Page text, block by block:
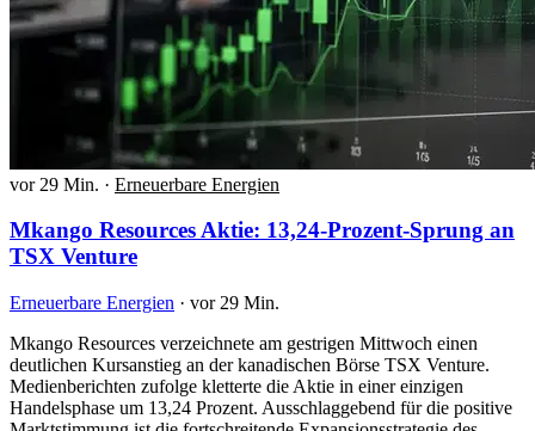
vor 29 Min. · Erneuerbare Energien
Mkango Resources Aktie: 13,24-Prozent-Sprung an
TSX Venture
Erneuerbare Energien · vor 29 Min.
Mkango Resources verzeichnete am gestrigen Mittwoch einen
deutlichen Kursanstieg an der kanadischen Börse TSX Venture.
Medienberichten zufolge kletterte die Aktie in einer einzigen
Handelsphase um 13,24 Prozent. Ausschlaggebend für die positive